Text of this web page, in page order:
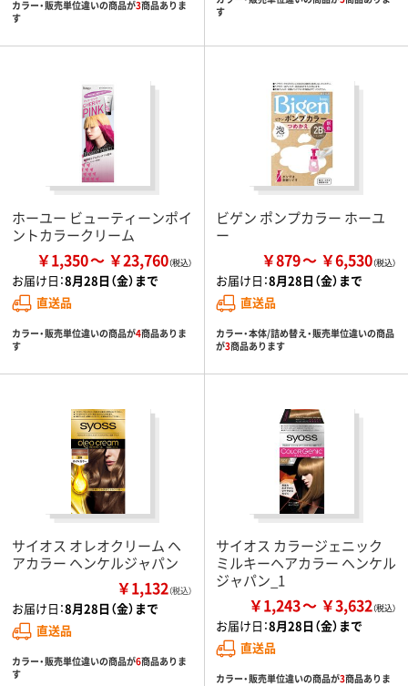
カラー・販売単位違いの商品が3商品ありま
す
す
ホーユー ビューティーンポイ
ントカラークリーム
￥1,350 ￥23,760
お届け日：8月28日（金）まで
直送品
カラー・販売単位違いの商品が4商品ありま
す
ビゲン ポンプカラー ホーユ
ー
￥879 ￥6,530
お届け日：8月28日（金）まで
直送品
カラー・本体/詰め替え・販売単位違いの商品
が3商品あります
サイオス オレオクリーム ヘ
アカラー ヘンケルジャパン
￥1,132（税込）
お届け日：8月28日（金）まで
直送品
カラー・販売単位違いの商品が6商品ありま
す
サイオス カラージェニック
ミルキーヘアカラー ヘンケル
ジャパン_1
￥1,243 ￥3,632
お届け日：8月28日（金）まで
直送品
カラー・販売単位違いの商品が3商品ありま